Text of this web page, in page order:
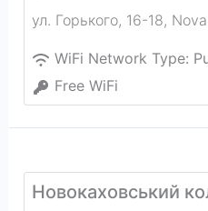
ул. Горького, 16-18,
WiFi Network Type:
Free WiFi
Новокаховський